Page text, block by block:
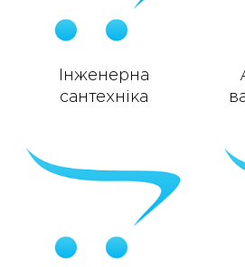
Інженерна
сантехніка